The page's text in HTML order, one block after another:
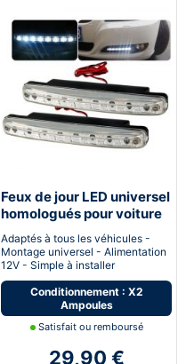
Feux de jour LED universel
homologués pour voiture
moto quad
Adaptés à tous les véhicules -
Montage universel - Alimentation
12V - Simple à installer
Conditionnement : X2
Ampoules
Satisfait ou remboursé
29,90 €